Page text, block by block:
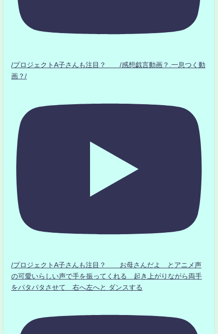
/プロジェクトA子さんも注目？ /感想戯言動画？.一息つく動
画？/
/プロジェクトA子さんも注目？ お母さんだよ とアニメ声
の可愛いらしい声で手を振ってくれる 起き上がりながら両手
をパタパタさせて 右へ左へと ダンスする